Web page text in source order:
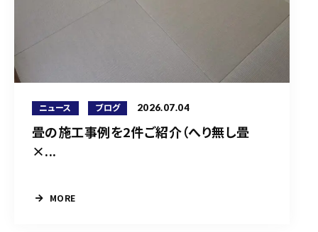
ニュース ブログ 2026.07.04
畳の施工事例を2件ご紹介（へり無し畳
×...
MORE